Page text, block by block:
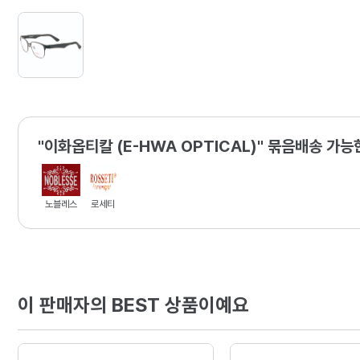
"이화옵티칼 (E-HWA OPTICAL)" 묶음배송 가능
노블레스 로세티
이 판매자의 BEST 상품이예요